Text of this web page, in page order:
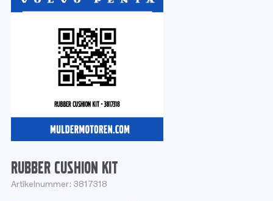
Onderdelen
Bedrijfsvaart
Onderdelen
Motoren
Onderdelen
Service
Motoren
Service en onderhoud
RUBBER CUSHION KIT
Artikelnummer: 3817318